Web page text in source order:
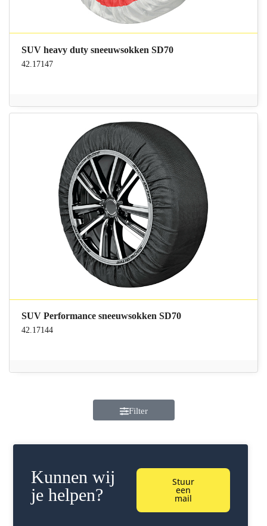
SUV heavy duty sneeuwsokken SD70
42.17147
SUV Performance sneeuwsokken SD70
42.17144
Filter
Kunnen wij
je helpen?
Stuur
een
mail